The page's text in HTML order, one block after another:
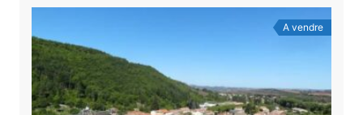
A vendre